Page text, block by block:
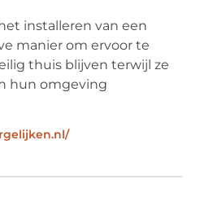
installeren van een
manier om ervoor te
thuis blijven terwijl ze
hun omgeving